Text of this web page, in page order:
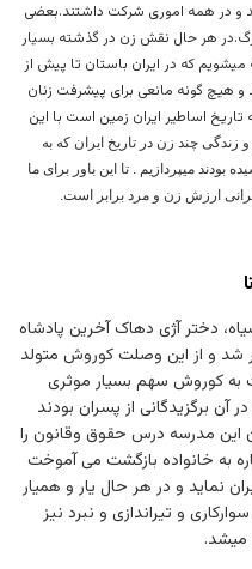
و در همه اموری شرکت داشتند.بعضی
هر حال نقش زن در گذشته بسیار
که در ایران باستان تا پیش از
و هیچ گونه مانعی برای پیشرفت زنان
اساطیر ایران زمین است با این
زندگی چند زن در تاریخ ایران که به
میپردازیم . تا این باور برای ما
ارزش زن و مرد برابر است.
دختر آژی دهاک آخرین پادشاه
شد و از این وصلت کوروش متولد
به کوروش سهم بسیار موثری
برگزیدگانی از پسران بودند
این مدرسه درس حقوق وقانون را
به خانواده بازگشت می آموخت
نماید و در هر حال یار و همیار
و تیراندازی و نبرد نیز
میشد.